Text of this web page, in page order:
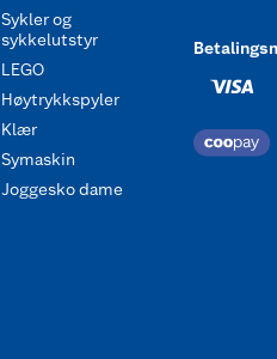
Sykler og
sykkelutstyr
LEGO
Høytrykkspyler
Klær
Symaskin
Joggesko dame